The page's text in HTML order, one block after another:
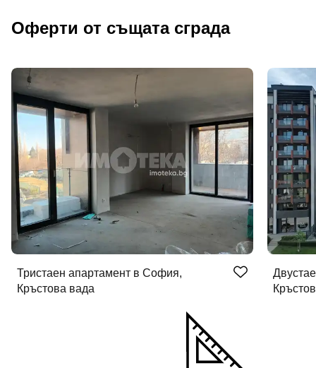
Оферти от същата сграда
Тристаен апартамент в София,
Кръстова вада